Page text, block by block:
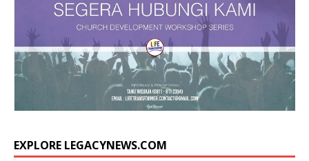
EXPLORE LEGACYNEWS.COM